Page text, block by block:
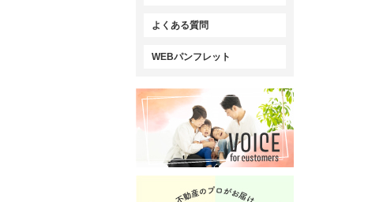
よくある質問
WEBパンフレット